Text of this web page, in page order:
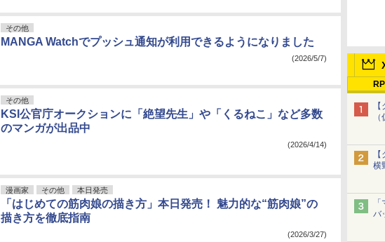
横
バ
その他
MANGA Watchでプッシュ通知が利用できるようになりました
(2026/5/7)
その他
KSI公官庁オークションに「絶望先生」や「くるねこ」など多数
のマンガが出品中
(2026/4/14)
漫画家 その他 本日発売
「はじめての筋肉娘の描き方」本日発売！ 魅力的な“筋肉娘”の
描き方を徹底指南
(2026/3/27)